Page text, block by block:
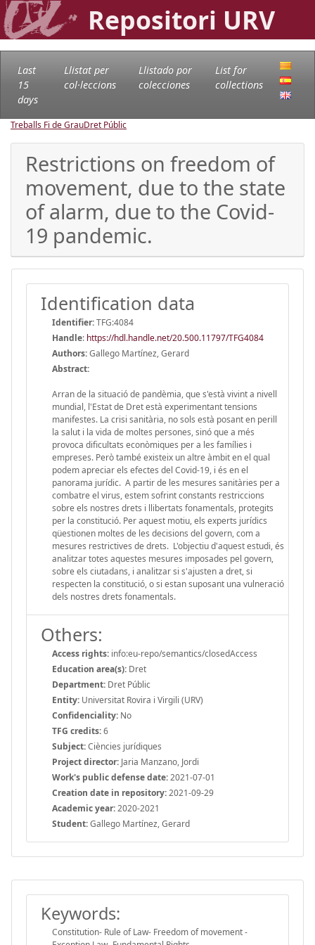
Repositori URV
Last
15
days
Llistat per
col·leccions
Llistado por
colecciones
List for
collections
Treballs Fi de GrauDret Públic
Restrictions on freedom of
movement, due to the state
of alarm, due to the Covid-
19 pandemic.
Identification data
Identifier:TFG:4084
Handle: https://hdl.handle.net/20.500.11797/TFG4084
Authors:Gallego Martínez, Gerard
Abstract:
Arran de la situació de pandèmia, que s'està vivint a nivell
mundial, l'Estat de Dret està experimentant tensions
manifestes. La crisi sanitària, no sols està posant en perill
la salut i la vida de moltes persones, sinó que a més
provoca dificultats econòmiques per a les famílies i
empreses. Però també existeix un altre àmbit en el qual
podem apreciar els efectes del Covid-19, i és en el
panorama jurídic. A partir de les mesures sanitàries per a
combatre el virus, estem sofrint constants restriccions
sobre els nostres drets i llibertats fonamentals, protegits
per la constitució. Per aquest motiu, els experts jurídics
qüestionen moltes de les decisions del govern, com a
mesures restrictives de drets. L'objectiu d'aquest estudi, és
analitzar totes aquestes mesures imposades pel govern,
sobre els ciutadans, i analitzar si s'ajusten a dret, si
respecten la constitució, o si estan suposant una vulneració
dels nostres drets fonamentals.
Others:
Access rights: info:eu-repo/semantics/closedAccess
Education area(s): Dret
Department: Dret Públic
Entity: Universitat Rovira i Virgili (URV)
Confidenciality: No
TFG credits:6
Subject:Ciències jurídiques
Project director: Jaria Manzano, Jordi
Work's public defense date:2021-07-01
Creation date in repository:2021-09-29
Academic year:2020-2021
Student:Gallego Martínez, Gerard
Keywords:
Constitution- Rule of Law- Freedom of movement -